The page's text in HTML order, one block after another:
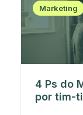
Marketing
4 Ps do
por tim-